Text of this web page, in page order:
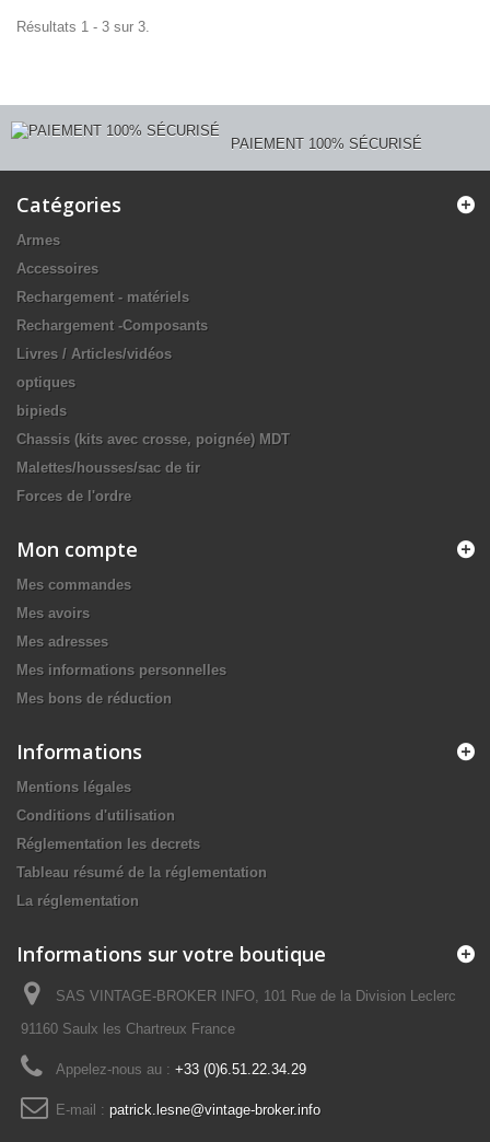
Résultats 1 - 3 sur 3.
PAIEMENT 100% SÉCURISÉ
Catégories
Armes
Accessoires
Rechargement - matériels
Rechargement -Composants
Livres / Articles/vidéos
optiques
bipieds
Chassis (kits avec crosse, poignée) MDT
Malettes/housses/sac de tir
Forces de l'ordre
Mon compte
Mes commandes
Mes avoirs
Mes adresses
Mes informations personnelles
Mes bons de réduction
Informations
Mentions légales
Conditions d'utilisation
Réglementation les decrets
Tableau résumé de la réglementation
La réglementation
Informations sur votre boutique
SAS VINTAGE-BROKER INFO, 101 Rue de la Division Leclerc
91160 Saulx les Chartreux France
Appelez-nous au : +33 (0)6.51.22.34.29
E-mail : patrick.lesne@vintage-broker.info